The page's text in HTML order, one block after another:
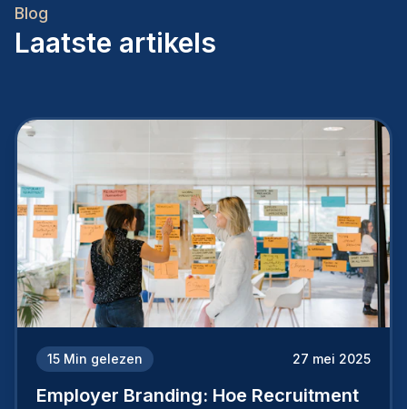
Blog
Laatste artikels
15 Min gelezen 27 mei 2025
Employer Branding: Hoe Recruitment